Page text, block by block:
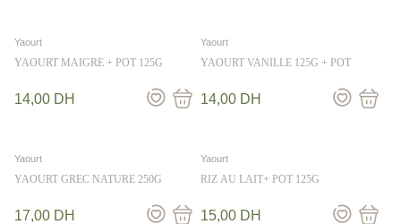
Yaourt
YAOURT MAIGRE + POT 125G
14,00 DH
Yaourt
YAOURT VANILLE 125G + POT
14,00 DH
Yaourt
YAOURT GREC NATURE 250G
17,00 DH
Yaourt
RIZ AU LAIT+ POT 125G
15,00 DH